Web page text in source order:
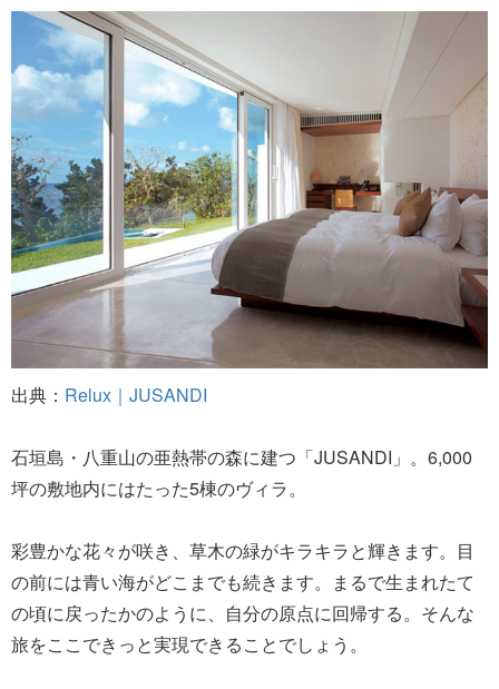
出典： Relux｜JUSANDI
石垣島・八重山の亜熱帯の森に建つ「JUSANDI」。6,000
坪の敷地内にはたった5棟のヴィラ。
彩豊かな花々が咲き、草木の緑がキラキラと輝きます。目
の前には青い海がどこまでも続きます。まるで生まれたて
の頃に戻ったかのように、自分の原点に回帰する。そんな
旅をここできっと実現できることでしょう。